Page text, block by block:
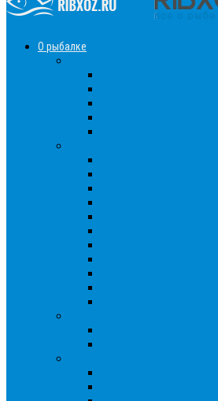
О рыбалке